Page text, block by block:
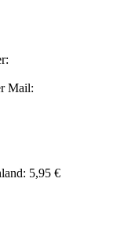
Mail:
5,95 €